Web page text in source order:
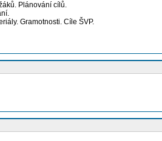
Plánování cílů.
Gramotnosti. Cíle ŠVP.